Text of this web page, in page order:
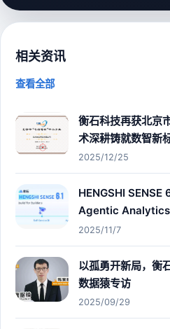
相关资讯
查看全部
衡石科技再获北京
术深耕铸就数智新
2025/12/25
HENGSHI SENSE
Agentic Analytics
2025/11/7
以孤勇开新局，衡
数据猿专访
2025/09/29